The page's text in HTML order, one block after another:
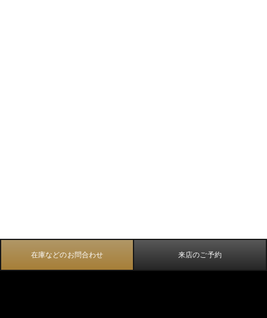
在庫などのお問合わせ 来店のご予約